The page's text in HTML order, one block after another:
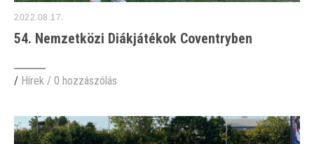
2022.08.17.
54. Nemzetközi Diákjátékok Coventryben
/ Hírek / 0 hozzászólás